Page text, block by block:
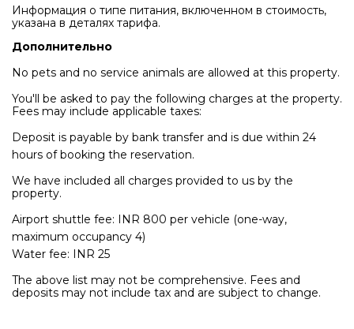
Информация о типе питания, включенном в стоимость,
указана в деталях тарифа.
Дополнительно
No pets and no service animals are allowed at this property.
You'll be asked to pay the following charges at the property.
Fees may include applicable taxes:
Deposit is payable by bank transfer and is due within 24
hours of booking the reservation.
We have included all charges provided to us by the
property.
Airport shuttle fee: INR 800 per vehicle (one-way,
maximum occupancy 4)
Water fee: INR 25
The above list may not be comprehensive. Fees and
deposits may not include tax and are subject to change.